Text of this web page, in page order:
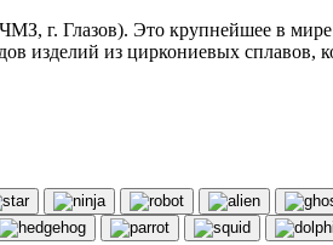
г. Глазов). Это крупнейшее в
изделий из циркониевых